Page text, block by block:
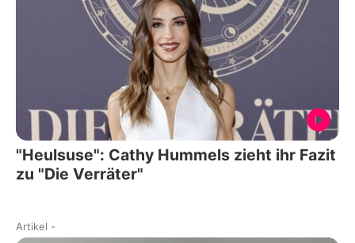
"Heulsuse": Cathy Hummels zieht ihr Fazit
zu "Die Verräter"
Artikel -